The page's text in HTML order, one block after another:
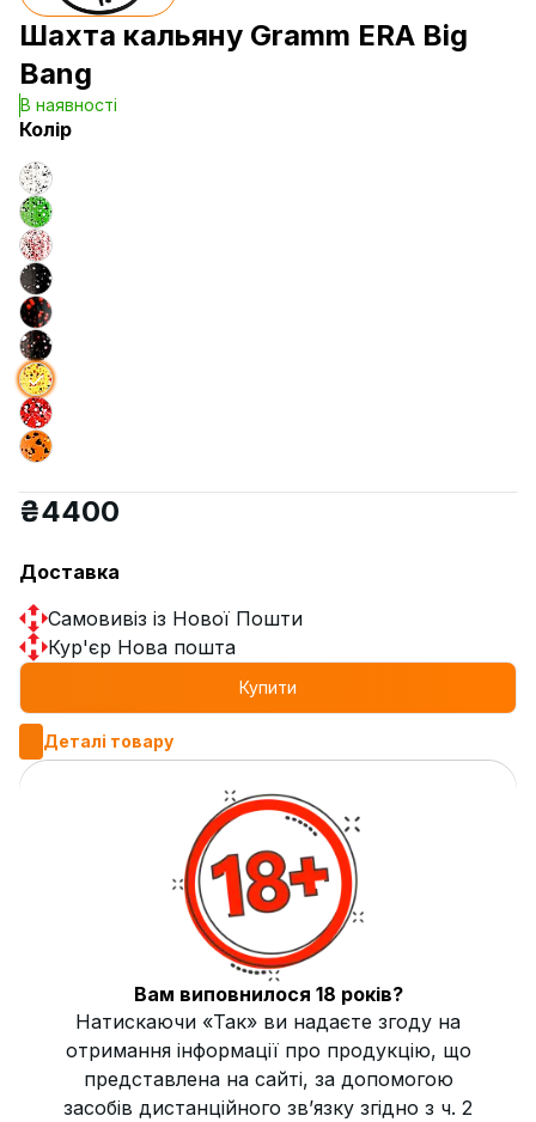
Шахта кальяну Gramm ERA Big
Bang
В наявності
Колір
₴4400
Доставка
Самовивіз із Нової Пошти
Кур'єр Нова пошта
Купити
Деталі товару
нержавіюча сталь/поліацеталь
фірмова коробка
шахта, тарілка, ущільнювач під
колбу 45мм, ущільнювач під чашу,
мундштук, силіконовий шланг Soft-
Tuch, дифузор, пружинка,
погружна трубка для стандартної
колби, погружна трубка для міні
колби
Висота кальяну 42 см
Вам виповнилося 18 років?
Натискаючи «Так» ви надаєте згоду на
отримання інформації про продукцію, що
представлена на сайті, за допомогою
засобів дистанційного зв’язку згідно з ч. 2